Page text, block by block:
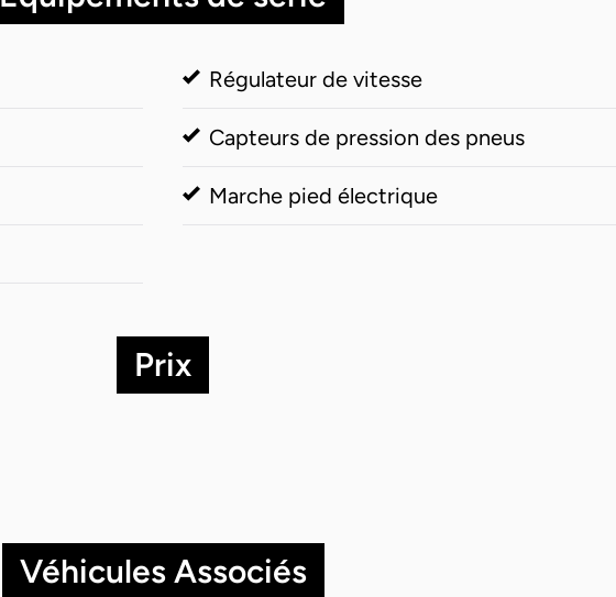
Régulateur de vitesse
Capteurs de pression des pneus
Marche pied électrique
Prix
Véhicules Associés